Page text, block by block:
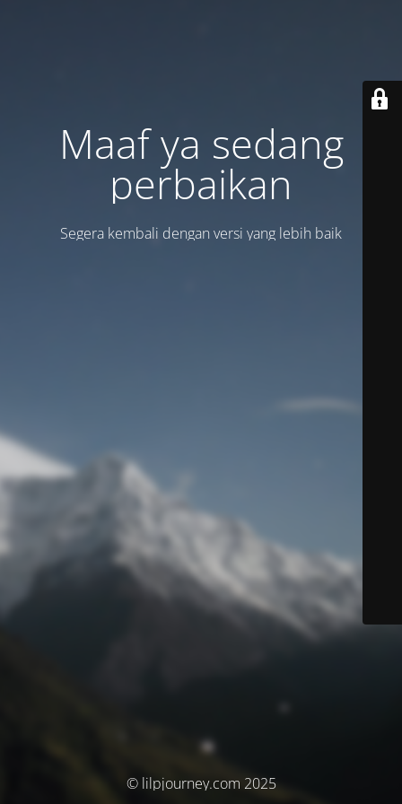
Maaf ya sedang
perbaikan
Segera kembali dengan versi yang lebih baik
© lilpjourney.com 2025